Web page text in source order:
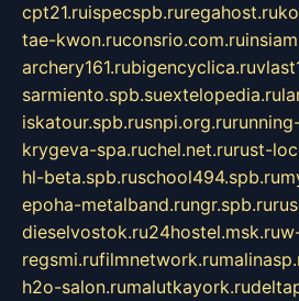
cpt21.ruispecspb.ruregahost.ru
tae-kwon.ruconsrio.com.ru
archery161.rubigencyclica.ru
sarmiento.spb.suextelopedia.ru
iskatour.spb.rusnpi.org.ru
krygeva-spa.ruchel.net.rurust-
hl-beta.spb.ruschool494.spb.ru
epoha-metalband.rungr.spb.ru
dieselvostok.ru24hostel.msk.ru
regsmi.rufilmnetwork.ru
h2o-salon.rumalutkayork.ru